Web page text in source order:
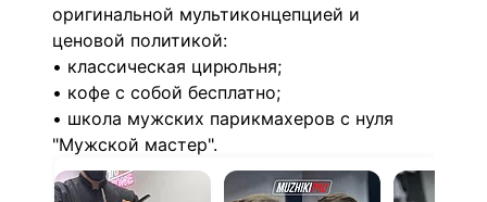
оригинальной мультиконцепцией и
ценовой политикой:
• классическая цирюльня;
• кофе с собой бесплатно;
• школа мужских парикмахеров с нуля
"Мужской мастер".